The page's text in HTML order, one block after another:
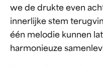
we de drukte even
innerlijke stem
één melodie kunnen
harmonieuze